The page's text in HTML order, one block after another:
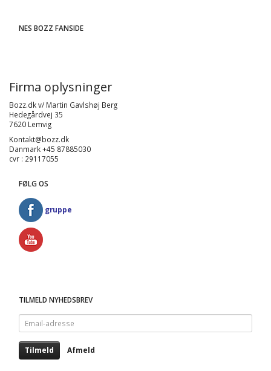
NES BOZZ FANSIDE
Firma oplysninger
Bozz.dk v/ Martin Gavlshøj Berg
Hedegårdvej 35
7620 Lemvig
Kontakt@bozz.dk
Danmark +45 87885030
cvr : 29117055
FØLG OS
gruppe
TILMELD NYHEDSBREV
Email-
adresse
Tilmeld Afmeld